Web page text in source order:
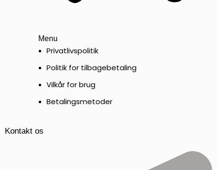
Menu
Privatlivspolitik
Politik for tilbagebetaling
Vilkår for brug
Betalingsmetoder
Kontakt os